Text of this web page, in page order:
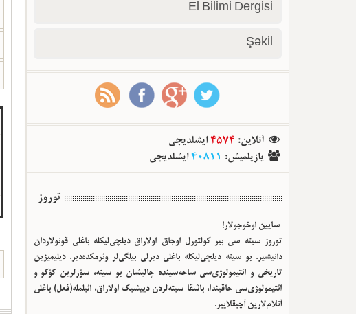
El Bilimi Dergisi
Şəkil
آنلاین:
4574ایشلدیجی
یازیلمیش:
40811ایشلدیجی
توروز
سایین اوخوجولار!
توروز سیته سی بیر کولتورل اوجاق اولا‌راق دیلچی‌لیکله باغلی قونولاردان
دانیشیر. بو سیته دیلچی‌لیکله باغلی دیرلی بیلگی‌لر وئرمکده‌دیر. دیلیمیزین
تاریخی و ائتیمولوژی‌سی ساحه‌سینده چالیشان بو سیته، سؤزلرین کؤکو و
ائتیمولوژی‌سی حاقیندا، باشقا سیته‌لردن دییشیک اولا‌راق، ائیلمله(فعل) باغلی
آنلام‌لارین آچیقلاییر.